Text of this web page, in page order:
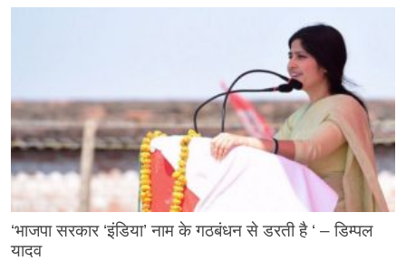
‘भाजपा सरकार ‘इंडिया’ नाम के गठबंधन से डरती है ‘ – डिम्पल
यादव